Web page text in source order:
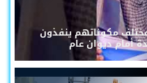
مكوناتهم ينفذون
أمام ديوان عام